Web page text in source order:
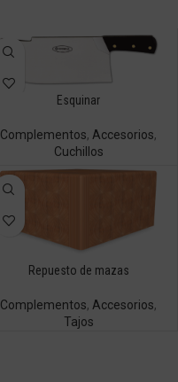
Esquinar
Complementos, Accesorios,
Cuchillos
Repuesto de mazas
Complementos,Accesorios,
Tajos